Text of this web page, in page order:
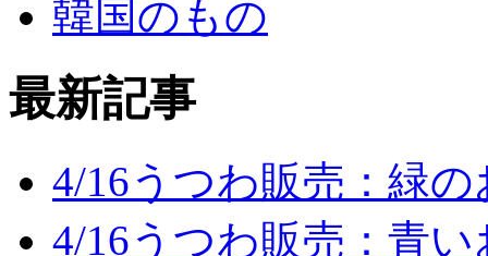
韓国のもの
最新記事
4/16うつわ販売：緑の
4/16うつわ販売：青い